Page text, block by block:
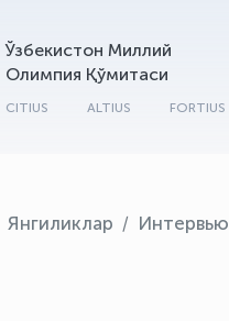
Ўзбекистон Миллий
Олимпия Қўмитаси
CITIUS ALTIUS FORTIUS
Янгиликлар Интервью